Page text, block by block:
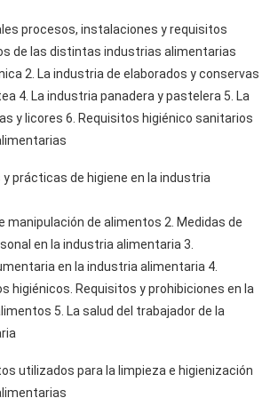
procesos, instalaciones y requisitos
de las distintas industrias alimentarias
2. La industria de elaborados y conservas
4. La industria panadera y pastelera 5. La
y licores 6. Requisitos higiénico sanitarios
y prácticas de higiene en la industria
manipulación de alimentos 2. Medidas de
en la industria alimentaria 3.
en la industria alimentaria 4.
higiénicos. Requisitos y prohibiciones en la
5. La salud del trabajador de la
utilizados para la limpieza e higienización